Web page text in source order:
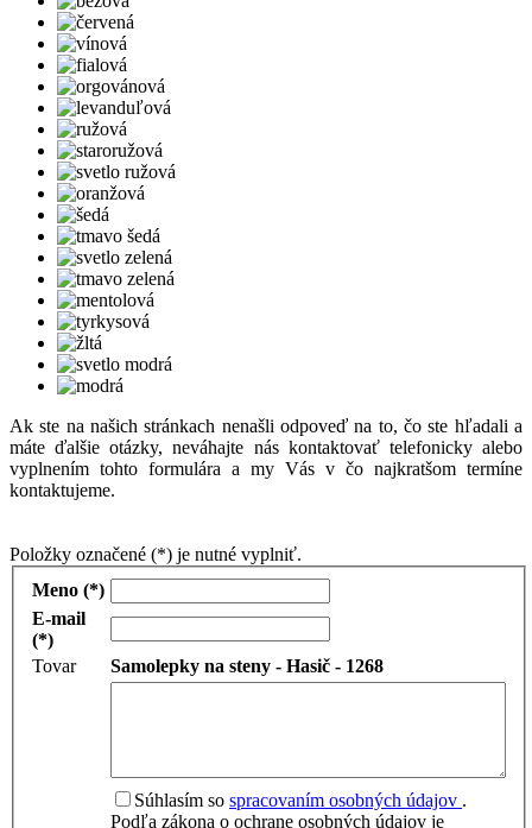
Ak ste na našich stránkach nenašli odpoveď na to, čo ste hľadali a
máte ďalšie otázky, neváhajte nás kontaktovať telefonicky alebo
vyplnením tohto formulára a my Vás v čo najkratšom termíne
kontaktujeme.
Položky označené (*) je nutné vyplniť.
Meno (*)
E-mail
(*)
Tovar
Samolepky na steny - Hasič - 1268
Súhlasím so spracovaním osobných údajov .
Podľa zákona o ochrane osobných údajov je